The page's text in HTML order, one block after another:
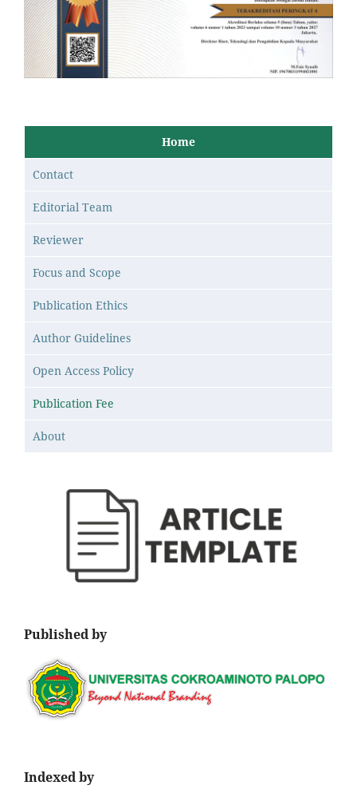
Home
Contact
Editorial Team
Reviewer
Focus and Scope
Publication Ethics
Author Guidelines
Open Access Policy
Publication Fee
About
Published by
Indexed by